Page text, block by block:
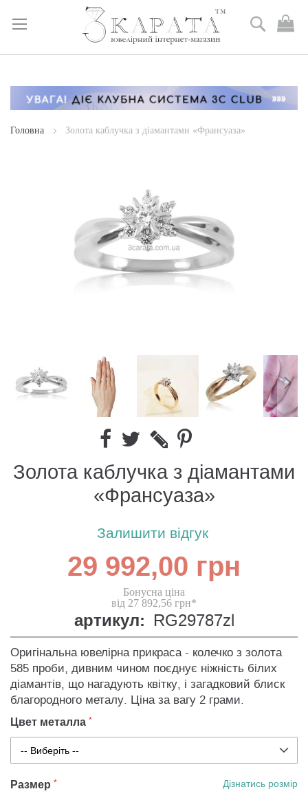
Skip
Content
Пошук
Головна Золота каблучка з діамантами «Франсуаза»
Золота каблучка з діамантами
«Франсуаза»
Залишити відгук
29 992,00 грн
Бонусна ціна
від 27 892,56 грн*
артикул: RG29787zl
Оригінальна ювелірна прикраса - колечко з золота
585 проби, дивним чином поєднує ніжність білих
діамантів, що нагадують квітку, і загадковий блиск
благородного металу. Ціна за вагу 2 грами.
Цвет металла
Размер Дізнатись розмір